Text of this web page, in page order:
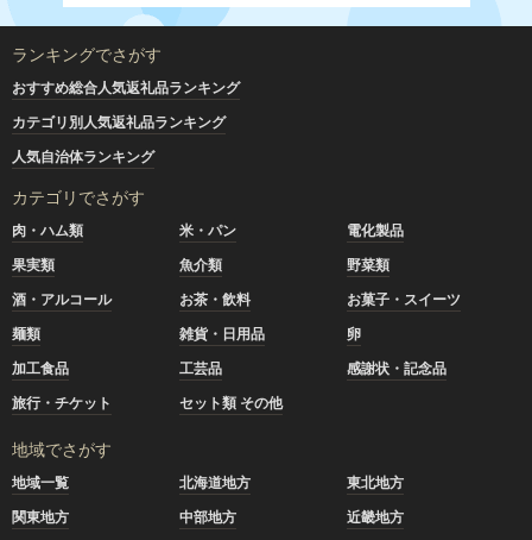
ランキングでさがす
おすすめ総合人気返礼品ランキング
カテゴリ別人気返礼品ランキング
人気自治体ランキング
カテゴリでさがす
肉・ハム類 米・パン
電化製品
果実類
魚介類
野菜類
酒・アルコール
お茶・飲料
お菓子・スイーツ
麺類
雑貨・日用品
卵
加工食品
工芸品
感謝状・記念品
旅行・チケット
セット類 その他
地域でさがす
地域一覧 北海道地方
東北地方
関東地方
中部地方
近畿地方